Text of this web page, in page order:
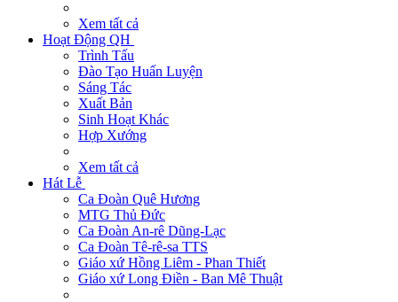
Xem tất cả
Hoạt Động QH
Trình Tấu
Đào Tạo Huấn Luyện
Sáng Tác
Xuất Bản
Sinh Hoạt Khác
Hợp Xướng
Xem tất cả
Hát Lễ
Ca Đoàn Quê Hương
MTG Thủ Đức
Ca Đoàn An-rê Dũng-Lạc
Ca Đoàn Tê-rê-sa TTS
Giáo xứ Hồng Liêm - Phan Thiết
Giáo xứ Long Điền - Ban Mê Thuật